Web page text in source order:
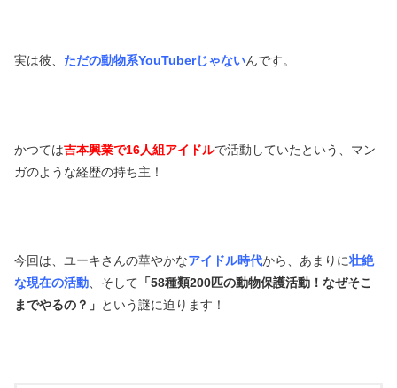
実は彼、 ただの動物系YouTuberじゃないんです。
かつては吉本興業で16人組アイドルで活動していたという、マン
ガのような経歴の持ち主！
今回は、ユーキさんの華やかなアイドル時代から、あまりに壮絶
な現在の活動 、そして 「58種類200匹の動物保護活動！なぜそこ
までやるの？」 という謎に迫ります！